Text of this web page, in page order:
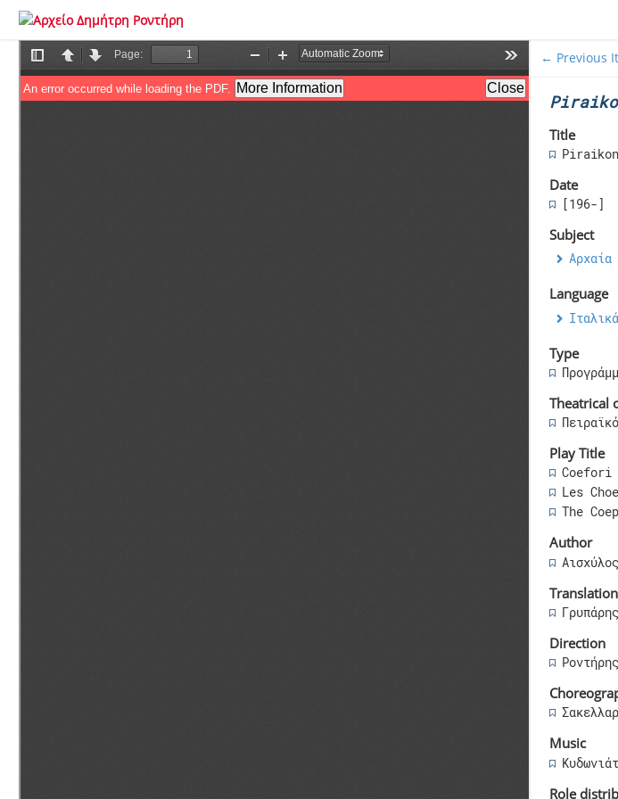
← Previous
Title
Date
[196-]
Subject
Αρχαία
Language
Ιταλικά
Type
Theatrical
Play Title
Coefori
Les
The
Author
Αισχύλος
Translation
Direction
Music
Role